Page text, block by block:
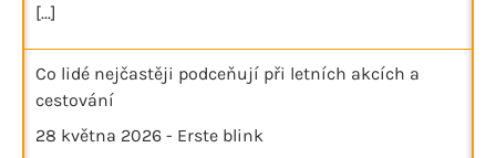
[...]
Co lidé nejčastěji podceňují při letních akcích a
cestování
28 května 2026 - Erste blink